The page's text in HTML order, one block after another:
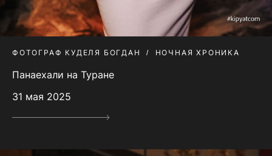
ФОТОГРАФ КУДЕЛЯ БОГДАН НОЧНАЯ ХРОНИКА
Панаехали на Туране
31 мая 2025